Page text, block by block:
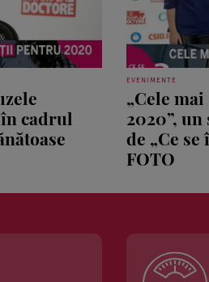
cadrul
EVENIMENTE
„Cele
2020”,
de „Ce
FOTO